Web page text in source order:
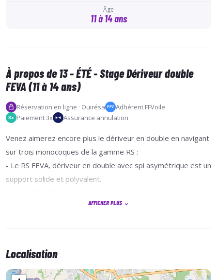
Âge
11 à 14 ans
À propos de 13 - ÉTÉ - Stage Dériveur double
FEVA (11 à 14 ans)
Réservation en ligne · Ouirésa FFV Adhérent FFVoile
3x Paiement 3x Assurance annulation
Venez aimerez encore plus le dériveur en double en navigant
sur trois monocoques de la gamme RS :
- Le RS FEVA, dériveur en double avec spi asymétrique est un
support solide et polyvalent.
équipage, connaître le bonheur de la glisse sous spi
- Le RS 500, dériveur en double avec trapèze est un premier
pas vers la navigation de type « skiff ». Généreux en
sensations grâce à son spi asymétrique, le RS 500 se montre
AFFICHER PLUS ⌄
Localisation